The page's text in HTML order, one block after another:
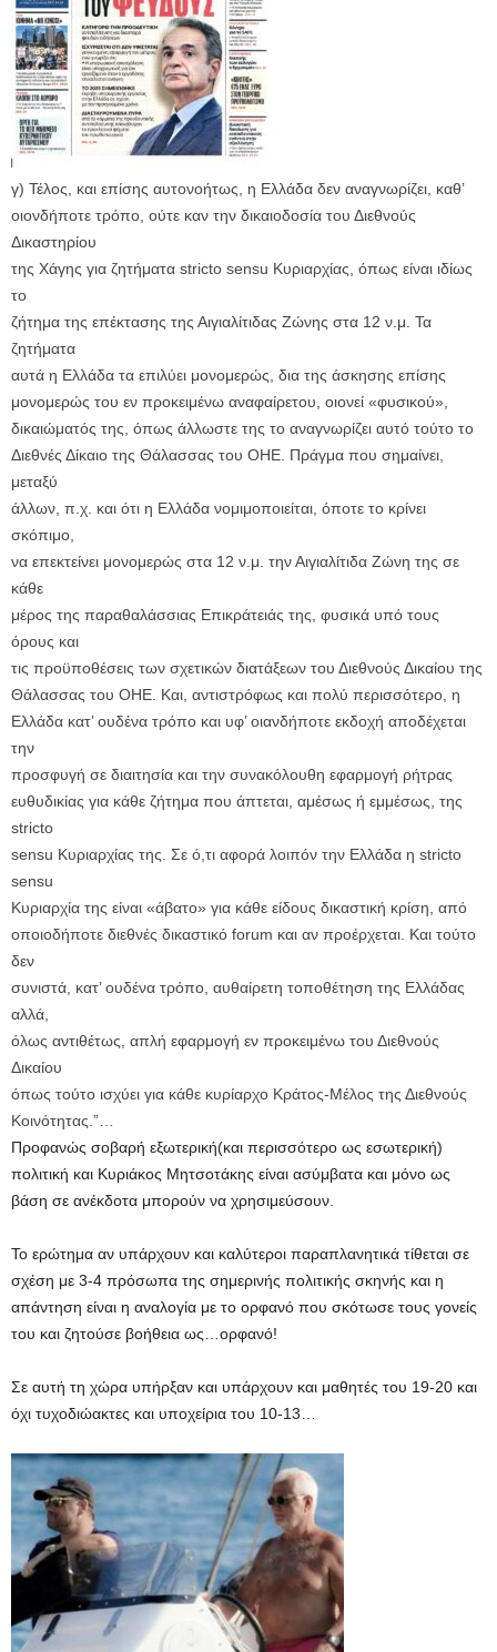
γ) Τέλος, και επίσης αυτονοήτως, η Ελλάδα δεν αναγνωρίζει, καθ’
οιονδήποτε τρόπο, ούτε καν την δικαιοδοσία του Διεθνούς
Δικαστηρίου
της Χάγης για ζητήματα stricto sensu Κυριαρχίας, όπως είναι ιδίως
το
ζήτημα της επέκτασης της Αιγιαλίτιδας Ζώνης στα 12 ν.μ. Τα
ζητήματα
αυτά η Ελλάδα τα επιλύει μονομερώς, δια της άσκησης επίσης
μονομερώς του εν προκειμένω αναφαίρετου, οιονεί «φυσικού»,
δικαιώματός της, όπως άλλωστε της το αναγνωρίζει αυτό τούτο το
Διεθνές Δίκαιο της Θάλασσας του ΟΗΕ. Πράγμα που σημαίνει,
μεταξύ
άλλων, π.χ. και ότι η Ελλάδα νομιμοποιείται, όποτε το κρίνει
σκόπιμο,
να επεκτείνει μονομερώς στα 12 ν.μ. την Αιγιαλίτιδα Ζώνη της σε
κάθε
μέρος της παραθαλάσσιας Επικράτειάς της, φυσικά υπό τους
όρους και
τις προϋποθέσεις των σχετικών διατάξεων του Διεθνούς Δικαίου της
Θάλασσας του ΟΗΕ. Και, αντιστρόφως και πολύ περισσότερο, η
Ελλάδα κατ’ ουδένα τρόπο και υφ’ οιανδήποτε εκδοχή αποδέχεται
την
προσφυγή σε διαιτησία και την συνακόλουθη εφαρμογή ρήτρας
ευθυδικίας για κάθε ζήτημα που άπτεται, αμέσως ή εμμέσως, της
stricto
sensu Κυριαρχίας της. Σε ό,τι αφορά λοιπόν την Ελλάδα η stricto
sensu
Κυριαρχία της είναι «άβατο» για κάθε είδους δικαστική κρίση, από
οποιοδήποτε διεθνές δικαστικό forum και αν προέρχεται. Και τούτο
δεν
συνιστά, κατ’ ουδένα τρόπο, αυθαίρετη τοποθέτηση της Ελλάδας
αλλά,
όλως αντιθέτως, απλή εφαρμογή εν προκειμένω του Διεθνούς
Δικαίου
όπως τούτο ισχύει για κάθε κυρίαρχο Κράτος-Μέλος της Διεθνούς
Κοινότητας.”…
Προφανώς σοβαρή εξωτερική(και περισσότερο ως εσωτερική)
πολιτική και Κυριάκος Μητσοτάκης είναι ασύμβατα και μόνο ως
βάση σε ανέκδοτα μπορούν να χρησιμεύσουν.
Το ερώτημα αν υπάρχουν και καλύτεροι παραπλανητικά τίθεται σε
σχέση με 3-4 πρόσωπα της σημερινής πολιτικής σκηνής και η
απάντηση είναι η αναλογία με το ορφανό που σκότωσε τους γονείς
του και ζητούσε βοήθεια ως…ορφανό!
Σε αυτή τη χώρα υπήρξαν και υπάρχουν και μαθητές του 19-20 και
όχι τυχοδιώακτες και υποχείρια του 10-13…